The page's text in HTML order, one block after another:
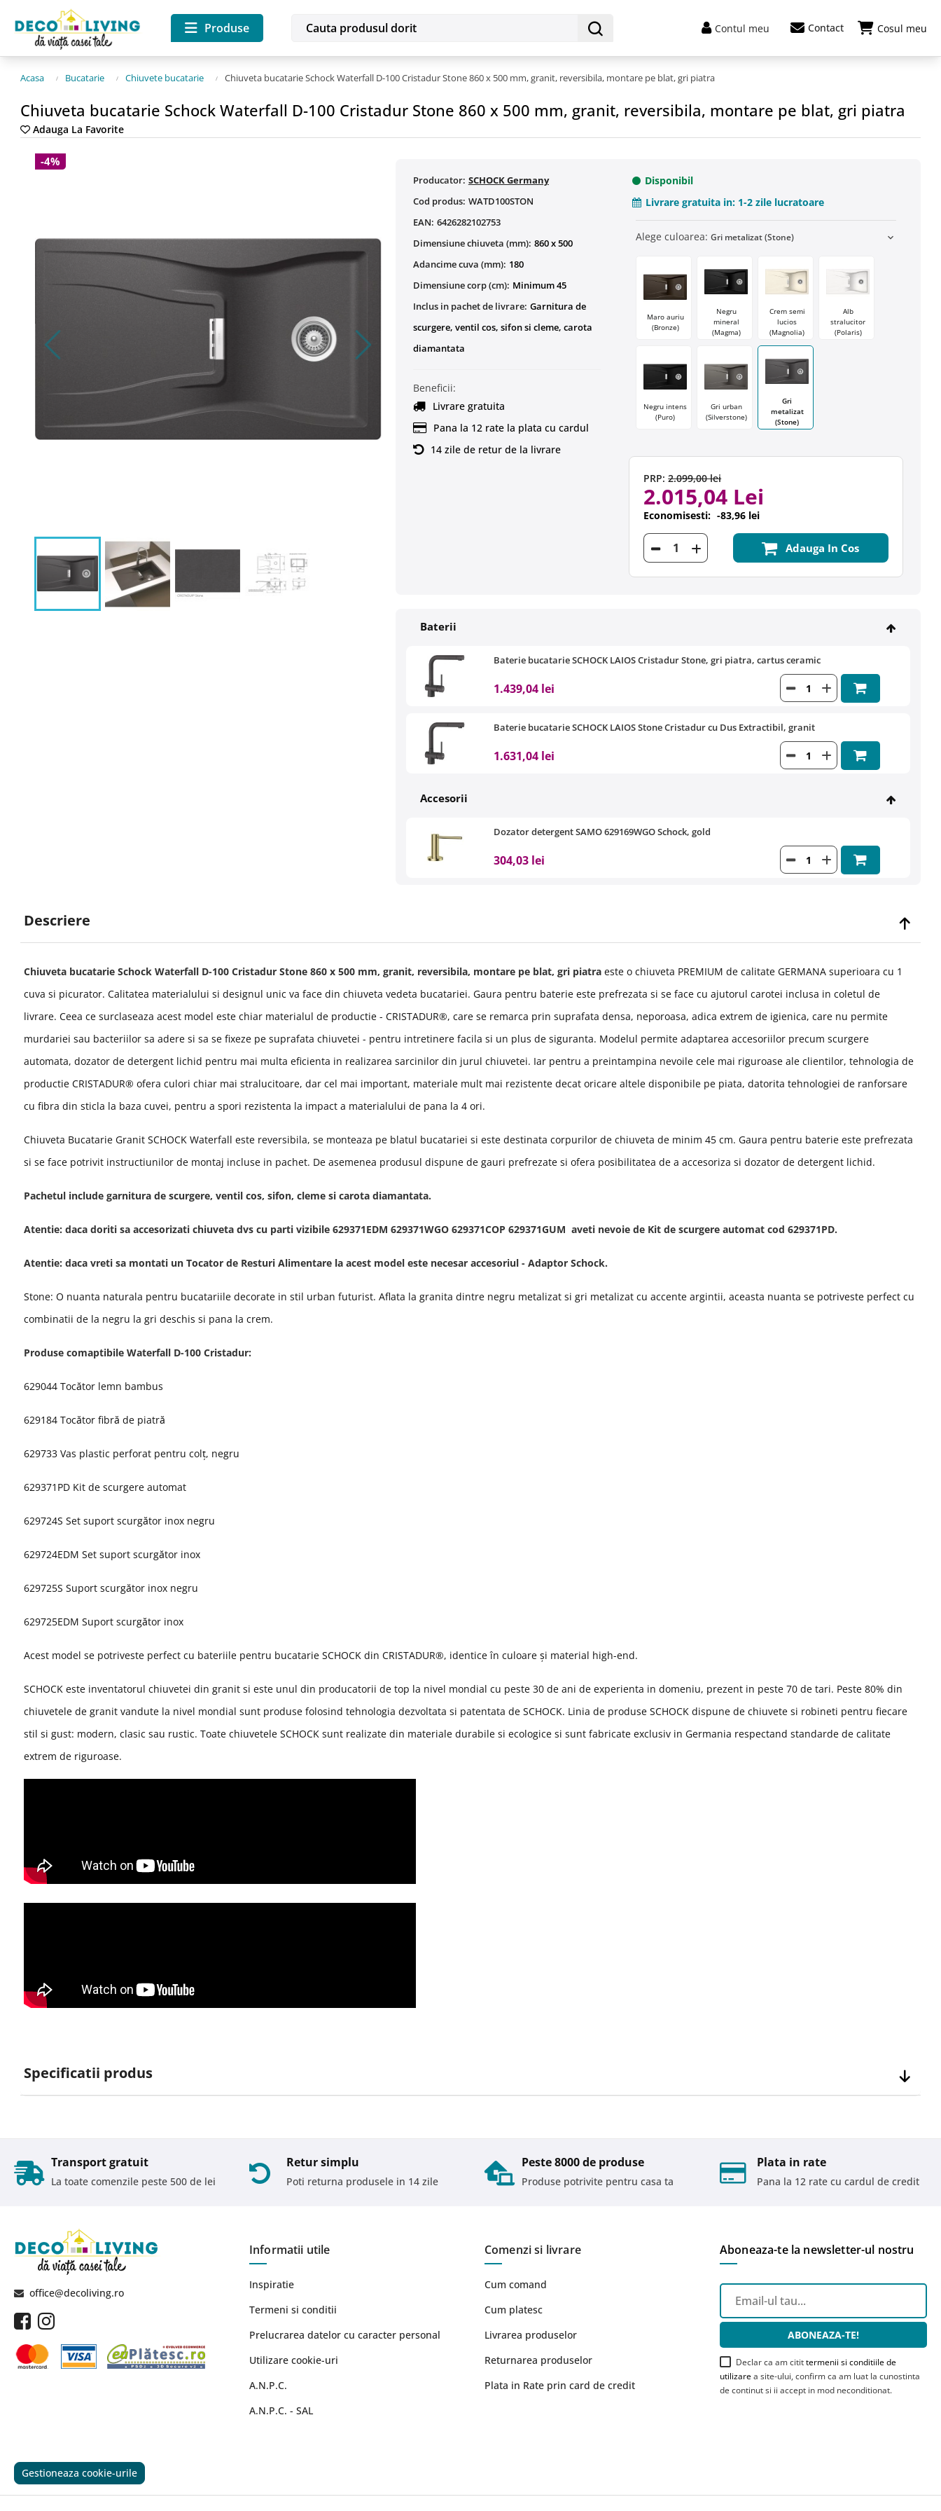
Produse Contul meu Contact Cosul meu
Acasa Bucatarie Chiuvete bucatarie Chiuveta bucatarie Schock Waterfall D-100 Cristadur Stone 860 x 500 mm, granit, reversibila, montare pe blat, gri piatra
Chiuveta bucatarie Schock Waterfall D-100 Cristadur Stone 860 x 500 mm, granit, reversibila, montare pe blat, gri piatra
Adauga La Favorite
-4%
Producator: SCHOCK Germany
Cod produs: WATD100STON
EAN: 6426282102753
Dimensiune chiuveta (mm): 860 x 500
Adancime cuva (mm): 180
Dimensiune corp (cm): Minimum 45
Inclus in pachet de livrare: Garnitura de
scurgere, ventil cos, sifon si cleme, carota
diamantata
Beneficii:
Livrare gratuita
Pana la 12 rate la plata cu cardul
14 zile de retur de la livrare
Disponibil
Livrare gratuita in: 1-2 zile lucratoare
Alege culoarea:Gri metalizat (Stone) expand_more
Maro auriu
(Bronze)
Negru
mineral
(Magma)
Crem semi
lucios
(Magnolia)
Alb
stralucitor
(Polaris)
Negru intens
(Puro)
Gri urban
(Silverstone)
Gri
metalizat
(Stone)
PRP:2.099,00 lei
2.015,04 Lei
Economisesti: -83,96 lei
Adauga In Cos
Baterii
Baterie bucatarie SCHOCK LAIOS Cristadur Stone, gri piatra, cartus ceramic
1.439,04 lei
Baterie bucatarie SCHOCK LAIOS Stone Cristadur cu Dus Extractibil, granit
1.631,04 lei
Accesorii
Dozator detergent SAMO 629169WGO Schock, gold
304,03 lei
Descriere
Chiuveta bucatarie Schock Waterfall D-100 Cristadur Stone 860 x 500 mm, granit, reversibila, montare pe blat, gri piatra este o chiuveta PREMIUM de calitate GERMANA superioara cu 1
cuva si picurator. Calitatea materialului si designul unic va face din chiuveta vedeta bucatariei. Gaura pentru baterie este prefrezata si se face cu ajutorul carotei inclusa in coletul de
livrare. Ceea ce surclaseaza acest model este chiar materialul de productie - CRISTADUR®, care se remarca prin suprafata densa, neporoasa, adica extrem de igienica, care nu permite
murdariei sau bacteriilor sa adere si sa se fixeze pe suprafata chiuvetei - pentru intretinere facila si un plus de siguranta. Modelul permite adaptarea accesoriilor precum scurgere
automata, dozator de detergent lichid pentru mai multa eficienta in realizarea sarcinilor din jurul chiuvetei. Iar pentru a preintampina nevoile cele mai riguroase ale clientilor, tehnologia de
productie CRISTADUR® ofera culori chiar mai stralucitoare, dar cel mai important, materiale mult mai rezistente decat oricare altele disponibile pe piata, datorita tehnologiei de ranforsare
cu fibra din sticla la baza cuvei, pentru a spori rezistenta la impact a materialului de pana la 4 ori.
Chiuveta Bucatarie Granit SCHOCK Waterfall este reversibila, se monteaza pe blatul bucatariei si este destinata corpurilor de chiuveta de minim 45 cm. Gaura pentru baterie este prefrezata
si se face potrivit instructiunilor de montaj incluse in pachet. De asemenea produsul dispune de gauri prefrezate si ofera posibilitatea de a accesoriza si dozator de detergent lichid.
Pachetul include garnitura de scurgere, ventil cos, sifon, cleme si carota diamantata.
Atentie: daca doriti sa accesorizati chiuveta dvs cu parti vizibile 629371EDM 629371WGO 629371COP 629371GUM aveti nevoie de Kit de scurgere automat cod 629371PD.
Atentie: daca vreti sa montati un Tocator de Resturi Alimentare la acest model este necesar accesoriul - Adaptor Schock.
Stone: O nuanta naturala pentru bucatariile decorate in stil urban futurist. Aflata la granita dintre negru metalizat si gri metalizat cu accente argintii, aceasta nuanta se potriveste perfect cu
combinatii de la negru la gri deschis si pana la crem.
Produse comaptibile Waterfall D-100 Cristadur:
629044 Tocător lemn bambus
629184 Tocător fibră de piatră
629733 Vas plastic perforat pentru colț, negru
629371PD Kit de scurgere automat
629724S Set suport scurgător inox negru
629724EDM Set suport scurgător inox
629725S Suport scurgător inox negru
629725EDM Suport scurgător inox
Acest model se potriveste perfect cu bateriile pentru bucatarie SCHOCK din CRISTADUR®, identice în culoare și material high-end.
SCHOCK este inventatorul chiuvetei din granit si este unul din producatorii de top la nivel mondial cu peste 30 de ani de experienta in domeniu, prezent in peste 70 de tari. Peste 80% din
chiuvetele de granit vandute la nivel mondial sunt produse folosind tehnologia dezvoltata si patentata de SCHOCK. Linia de produse SCHOCK dispune de chiuvete si robineti pentru fiecare
stil si gust: modern, clasic sau rustic. Toate chiuvetele SCHOCK sunt realizate din materiale durabile si ecologice si sunt fabricate exclusiv in Germania respectand standarde de calitate
extrem de riguroase.
Specificatii produs
Transport gratuit
La toate comenzile peste 500 de lei
Retur simplu
Poti returna produsele in 14 zile
Peste 8000 de produse
Produse potrivite pentru casa ta
Plata in rate
Pana la 12 rate cu cardul de credit
office@decoliving.ro
Informatii utile
Inspiratie
Termeni si conditii
Prelucrarea datelor cu caracter personal
Utilizare cookie-uri
A.N.P.C.
A.N.P.C. - SAL
Comenzi si livrare
Cum comand
Cum platesc
Livrarea produselor
Returnarea produselor
Plata in Rate prin card de credit
Aboneaza-te la newsletter-ul nostru
ABONEAZA-TE!
Declar ca am citittermenii si conditiile de
utilizarea site-ului, confirm ca am luat la cunostinta
de continut si ii accept in mod neconditionat.
Gestioneaza cookie-urile